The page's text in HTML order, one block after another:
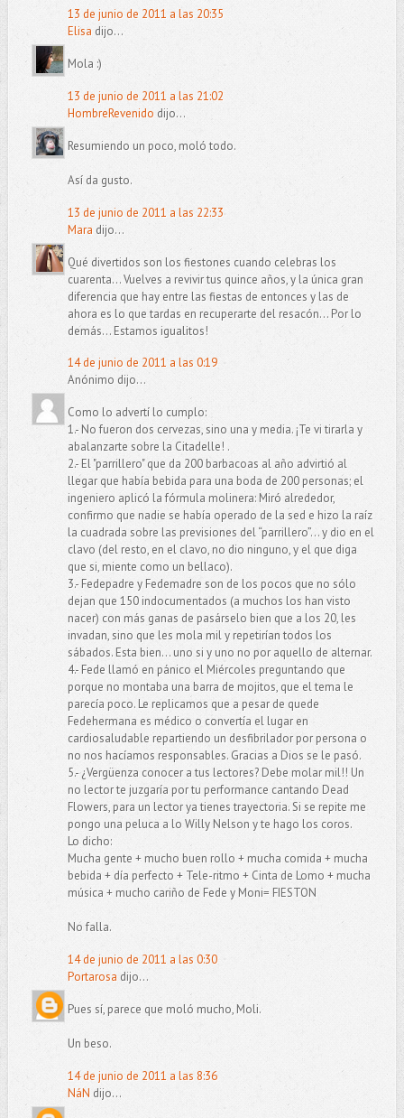
13 de junio de 2011 a las 20:35
Elisa dijo...
Mola :)
13 de junio de 2011 a las 21:02
HombreRevenido dijo...
Resumiendo un poco, moló todo.
Así da gusto.
13 de junio de 2011 a las 22:33
Mara dijo...
Qué divertidos son los fiestones cuando celebras los
cuarenta... Vuelves a revivir tus quince años, y la única gran
diferencia que hay entre las fiestas de entonces y las de
ahora es lo que tardas en recuperarte del resacón... Por lo
demás... Estamos igualitos!
14 de junio de 2011 a las 0:19
Anónimo dijo...
Como lo advertí lo cumplo:
1.- No fueron dos cervezas, sino una y media. ¡Te vi tirarla y
abalanzarte sobre la Citadelle! .
2.- El "parrillero" que da 200 barbacoas al año advirtió al
llegar que había bebida para una boda de 200 personas; el
ingeniero aplicó la fórmula molinera: Miró alrededor,
confirmo que nadie se había operado de la sed e hizo la raíz
la cuadrada sobre las previsiones del “parrillero”... y dio en el
clavo (del resto, en el clavo, no dio ninguno, y el que diga
que si, miente como un bellaco).
3.- Fedepadre y Fedemadre son de los pocos que no sólo
dejan que 150 indocumentados (a muchos los han visto
nacer) con más ganas de pasárselo bien que a los 20, les
invadan, sino que les mola mil y repetirían todos los
sábados. Esta bien… uno si y uno no por aquello de alternar.
4.- Fede llamó en pánico el Miércoles preguntando que
porque no montaba una barra de mojitos, que el tema le
parecía poco. Le replicamos que a pesar de quede
Fedehermana es médico o convertía el lugar en
cardiosaludable repartiendo un desfibrilador por persona o
no nos hacíamos responsables. Gracias a Dios se le pasó.
5.- ¿Vergüenza conocer a tus lectores? Debe molar mil!! Un
no lector te juzgaría por tu performance cantando Dead
Flowers, para un lector ya tienes trayectoria. Si se repite me
pongo una peluca a lo Willy Nelson y te hago los coros.
Lo dicho:
Mucha gente + mucho buen rollo + mucha comida + mucha
bebida + día perfecto + Tele-ritmo + Cinta de Lomo + mucha
música + mucho cariño de Fede y Moni= FIESTON
No falla.
14 de junio de 2011 a las 0:30
Portarosa dijo...
Pues sí, parece que moló mucho, Moli.
Un beso.
14 de junio de 2011 a las 8:36
NáN dijo...